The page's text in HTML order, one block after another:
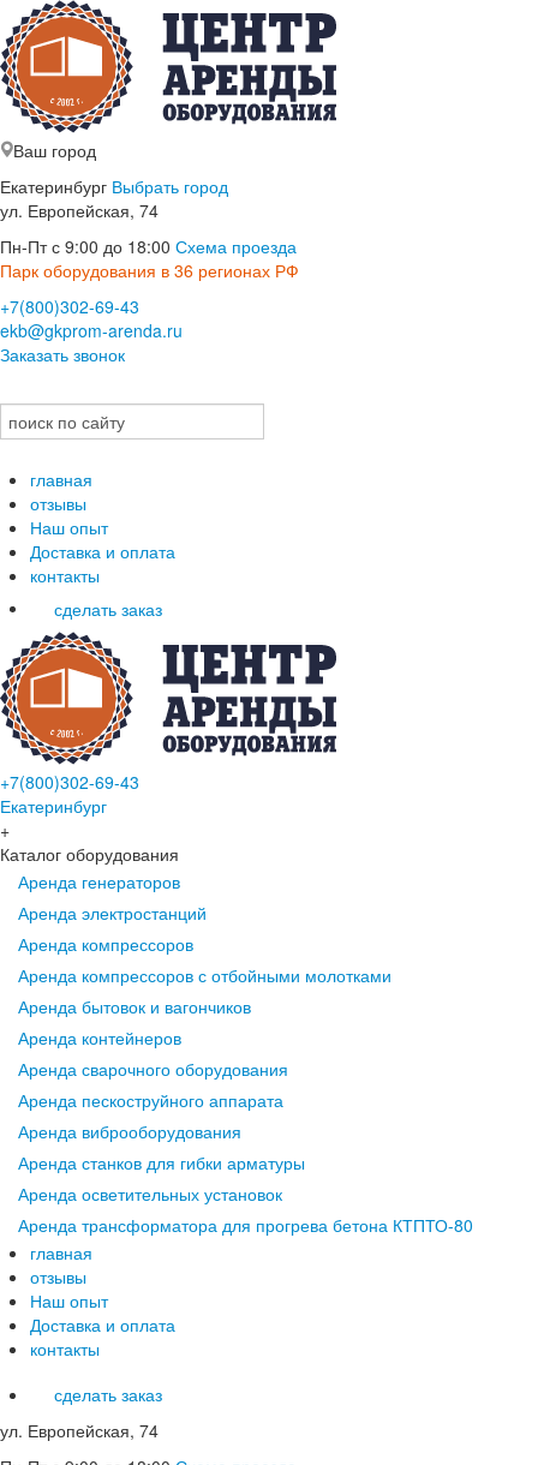
Ваш город
Екатеринбург Выбрать город
ул. Европейская, 74
Пн-Пт с 9:00 до 18:00 Схема проезда
Парк оборудования в 36 регионах РФ
+7(800)302-69-43
ekb@gkprom-arenda.ru
Заказать звонок
главная
отзывы
Наш опыт
Доставка и оплата
контакты
сделать заказ
+7(800)302-69-43
Екатеринбург
+
Каталог оборудования
Аренда генераторов
Аренда электростанций
Аренда компрессоров
Аренда компрессоров с отбойными молотками
Аренда бытовок и вагончиков
Аренда контейнеров
Аренда сварочного оборудования
Аренда пескоструйного аппарата
Аренда виброоборудования
Аренда станков для гибки арматуры
Аренда осветительных установок
Аренда трансформатора для прогрева бетона КТПТО-80
главная
отзывы
Наш опыт
Доставка и оплата
контакты
сделать заказ
ул. Европейская, 74